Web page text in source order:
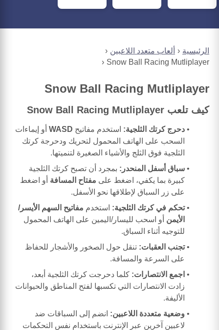
الرئيسية
ألعاب متعدد اللاعبين
Snow Ball Racing Mutliplayer
Snow Ball Racing Mutliplayer
كيف تلعب Snow Ball Racing Mutliplayer
دحرج كرتك الثلجية: استخدم مفاتيح WASD أو إيماءات
السحب على الهاتف المحمول لتحريك ودحرجة كرتك
الثلجية فوق الثلج والأشياء الصغيرة لتنميتها.
سباق أسفل المنحدر: بمجرد أن تصبح كرتك الثلجية
كبيرة بما يكفي، اضغط على مفتاح المسافة أو اضغط
على زر السباق لإطلاقها نحو الأسفل.
تحكم في كرتك الثلجية: استخدم مفاتيح السهم الأيسر/
الأيمن أو اسحب لليسار/اليمين على الهاتف المحمول
للتوجيه أثناء السباق.
تجنب العقبات: تنقل حول الصخور والأشجار للحفاظ
على السرعة والمسافة.
اجمع الانتصارات: كلما دحرجت كرتك الثلجية أبعد،
زادت الانتصارات التي تكسبها لفتح المناطق والحيوانات
الأليفة.
وضعية متعددة اللاعبين: انضم إلى السباقات ضد
لاعبين آخرين عبر الإنترنت باستخدام نفس التحكمات